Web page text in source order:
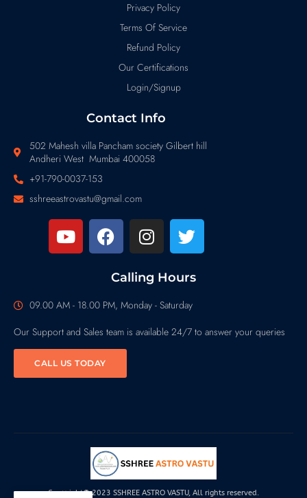
Privacy Policy
Terms Of Service
Refund Policy
Our Certifications
Login/Signup
Contact Info
502 Mahesh villa Pancham society Gilbert hill
Andheri West Mumbai 400058
+91-790-0037-153
sshreeastrovastu@gmail.com
Calling Hours
09.00 AM - 18.00 PM, Monday - Saturday
Our Support and Sales team is available 24/7 to answer your queries
CALL US TODAY
Copyright© 2023 SSHREE ASTRO VASTU, All rights reserved.